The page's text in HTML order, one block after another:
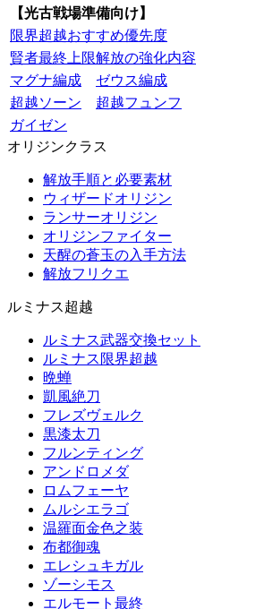
【光古戦場準備向け】
限界超越おすすめ優先度
賢者最終上限解放の強化内容
マグナ編成
ゼウス編成
超越ソーン
超越フュンフ
ガイゼン
オリジンクラス
解放手順と必要素材
ウィザードオリジン
ランサーオリジン
オリジンファイター
天醒の蒼玉の入手方法
解放フリクエ
ルミナス超越
ルミナス武器交換セット
ルミナス限界超越
晩蝉
凱風絶刀
フレズヴェルク
黒漆太刀
フルンティング
アンドロメダ
ロムフェーヤ
ムルシエラゴ
温羅面金色之装
布都御魂
エレシュキガル
ゾーシモス
エルモート最終